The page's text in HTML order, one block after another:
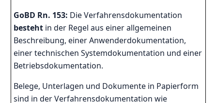
GoBD Rn. 153: Die Verfahrensdokumentation
besteht in der Regel aus einer allgemeinen
Beschreibung, einer Anwenderdokumentation,
einer technischen Systemdokumentation und einer
Betriebsdokumentation.
Belege, Unterlagen und Dokumente in Papierform
sind in der Verfahrensdokumentation wie